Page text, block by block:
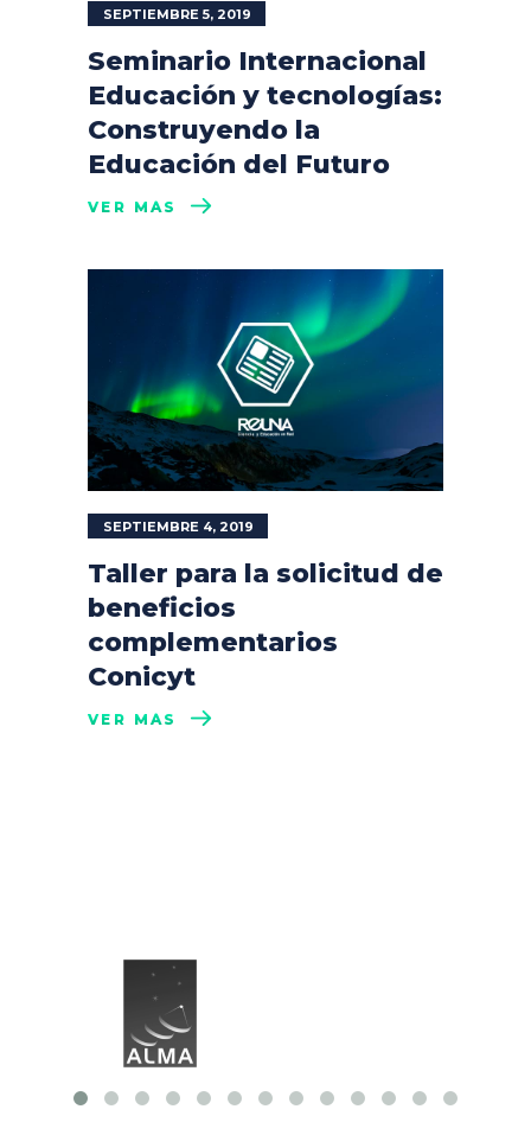
SEPTIEMBRE 5, 2019
Seminario Internacional
Educación y tecnologías:
Construyendo la
Educación del Futuro
VER MÁS
SEPTIEMBRE 4, 2019
Taller para la solicitud de
beneficios
complementarios
Conicyt
VER MÁS